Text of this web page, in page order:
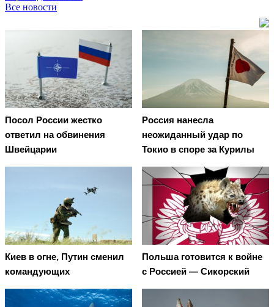
Все новости
Посол России жестко
ответил на обвинения
Швейцарии
Россия нанесла
неожиданный удар по
Токио в споре за Курилы
Киев в огне, Путин сменил
командующих
Польша готовится к войне
с Россией — Сикорский